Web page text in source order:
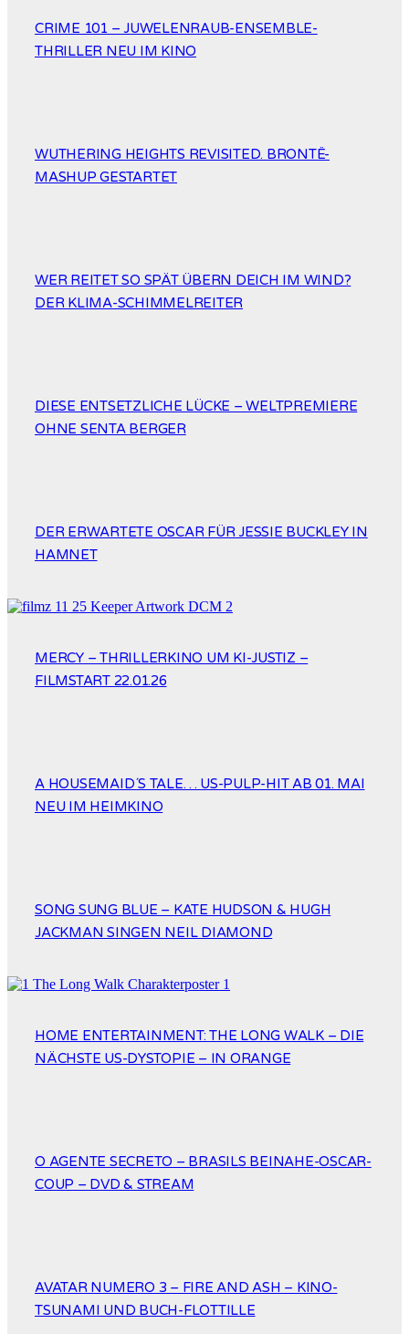
CRIME 101 – JUWELENRAUB-ENSEMBLE-
THRILLER NEU IM KINO
WUTHERING HEIGHTS REVISITED. BRONTË-
MASHUP GESTARTET
WER REITET SO SPÄT ÜBERN DEICH IM WIND?
DER KLIMA-SCHIMMELREITER
DIESE ENTSETZLICHE LÜCKE – WELTPREMIERE
OHNE SENTA BERGER
DER ERWARTETE OSCAR FÜR JESSIE BUCKLEY IN
HAMNET
MERCY – THRILLERKINO UM KI-JUSTIZ –
FILMSTART 22.01.26
A HOUSEMAID´S TALE… US-PULP-HIT AB 01. MAI
NEU IM HEIMKINO
SONG SUNG BLUE – KATE HUDSON & HUGH
JACKMAN SINGEN NEIL DIAMOND
HOME ENTERTAINMENT: THE LONG WALK – DIE
NÄCHSTE US-DYSTOPIE – IN ORANGE
O AGENTE SECRETO – BRASILS BEINAHE-OSCAR-
COUP – DVD & STREAM
AVATAR NUMERO 3 – FIRE AND ASH – KINO-
TSUNAMI UND BUCH-FLOTTILLE